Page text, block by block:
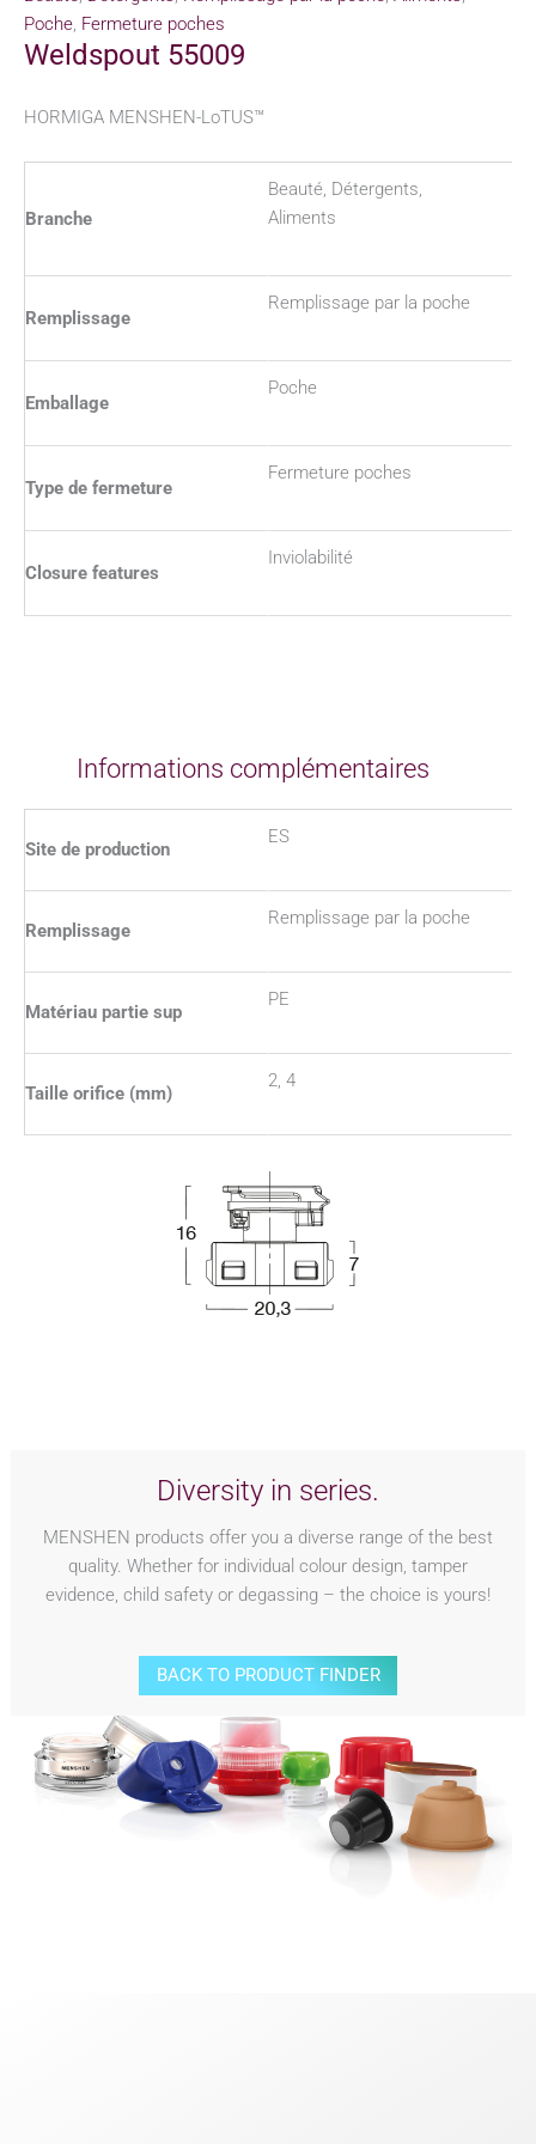
Poche, Fermeture poches
Weldspout 55009
HORMIGA MENSHEN-LoTUS™
Branche
Beauté, Détergents,
Aliments
Remplissage
Remplissage par la poche
Emballage
Poche
Type de fermeture
Fermeture poches
Closure features
Inviolabilité
Informations complémentaires
Site de production
ES
Remplissage
Remplissage par la poche
Matériau partie sup
PE
Taille orifice (mm)
2, 4
Diversity in series.
MENSHEN products offer you a diverse range of the best
quality. Whether for individual colour design, tamper
evidence, child safety or degassing – the choice is yours!
BACK TO PRODUCT FINDER